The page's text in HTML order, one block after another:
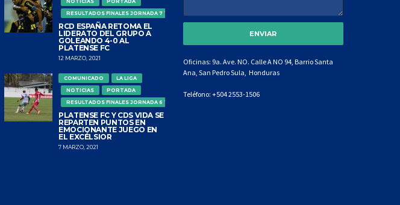
NOTICIAS
PORTADA
RESULTADOS FINALES JORNADA 7 TORNEO CLAUSURA
RCD ESPAÑA RETOMA EL
LIDERATO DEL GRUPO A
GOLEANDO 4-0 AL
PLATENSE FC
12 MARZO, 2021
COMUNICADO
LA LIGA
NOTICIAS
PORTADA
RESULTADOS FINALES JORNADA 6 TORNEO CLAUSURA
PLATENSE FC Y CDS VIDA SE
REPARTEN PUNTOS EN
EMOCIONANTE JUEGO EN
EL EXCÉLSIOR
7 MARZO, 2021
Oficinas: 9a. Ave. NO. Calle A NO 94, Barrio Santa
Ana, San Pedro Sula, Honduras
Teléfono: +504 2553-1506